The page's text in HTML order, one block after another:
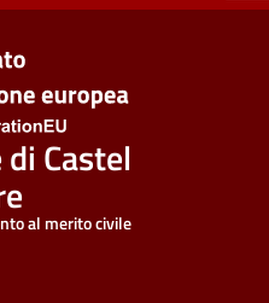
Castel
al merito civile